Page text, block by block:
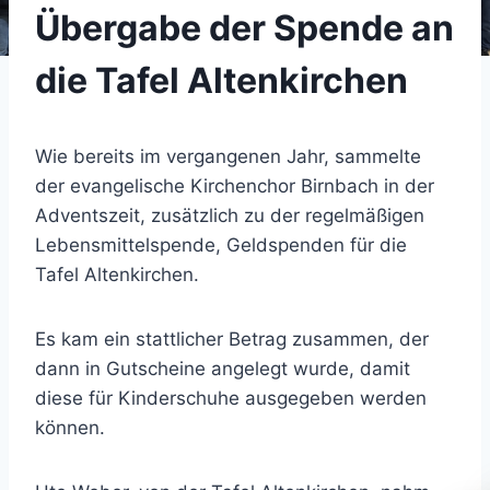
Übergabe der Spende an
die Tafel Altenkirchen
Wie bereits im vergangenen Jahr, sammelte
der evangelische Kirchenchor Birnbach in der
Adventszeit, zusätzlich zu der regelmäßigen
Lebensmittelspende, Geldspenden für die
Tafel Altenkirchen.
Es kam ein stattlicher Betrag zusammen, der
dann in Gutscheine angelegt wurde, damit
diese für Kinderschuhe ausgegeben werden
können.